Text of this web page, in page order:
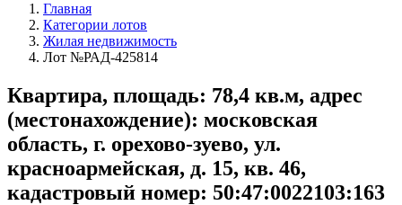
Главная
Категории лотов
Жилая недвижимость
Лот №РАД-425814
Квартира, площадь: 78,4 кв.м, адрес
(местонахождение): московская
область, г. орехово-зуево, ул.
красноармейская, д. 15, кв. 46,
кадастровый номер: 50:47:0022103:163